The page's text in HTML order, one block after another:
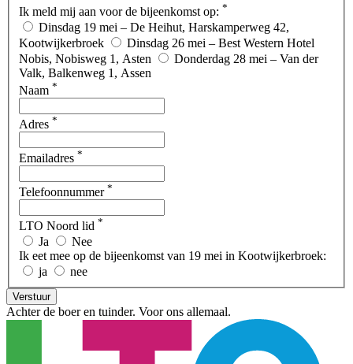
Ik meld mij aan voor de bijeenkomst op: *
Kootwijkerbroek
Nobis, Nobisweg 1, Asten
Valk, Balkenweg 1, Assen
Naam *
Adres *
Emailadres *
Telefoonnummer *
LTO Noord lid *
Ja
Nee
Ik eet mee op de bijeenkomst van 19 mei in Kootwijkerbroek:
ja
nee
Verstuur
Achter de boer en tuinder. Voor ons allemaal.